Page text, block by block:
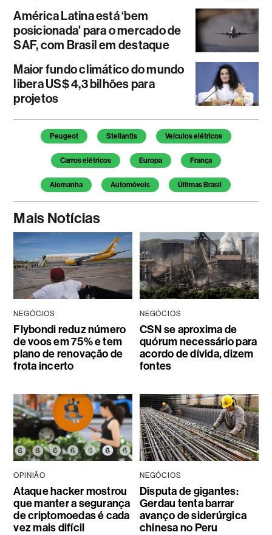
América Latina está ‘bem
posicionada' para o mercado de
SAF, com Brasil em destaque
Maior fundo climático do mundo
libera US$ 4,3 bilhões para
projetos
Temas deste artigo
Peugeot Stellantis Veículos elétricos
Carros elétricos Europa França
Alemanha Automóveis Últimas Brasil
Mais Notícias
NEGÓCIOS
Flybondi reduz número
de voos em 75% e tem
plano de renovação de
frota incerto
NEGÓCIOS
CSN se aproxima de
quórum necessário para
acordo de dívida, dizem
fontes
OPINIÃO
Ataque hacker mostrou
que manter a segurança
de criptomoedas é cada
vez mais difícil
NEGÓCIOS
Disputa de gigantes:
Gerdau tenta barrar
avanço de siderúrgica
chinesa no Peru